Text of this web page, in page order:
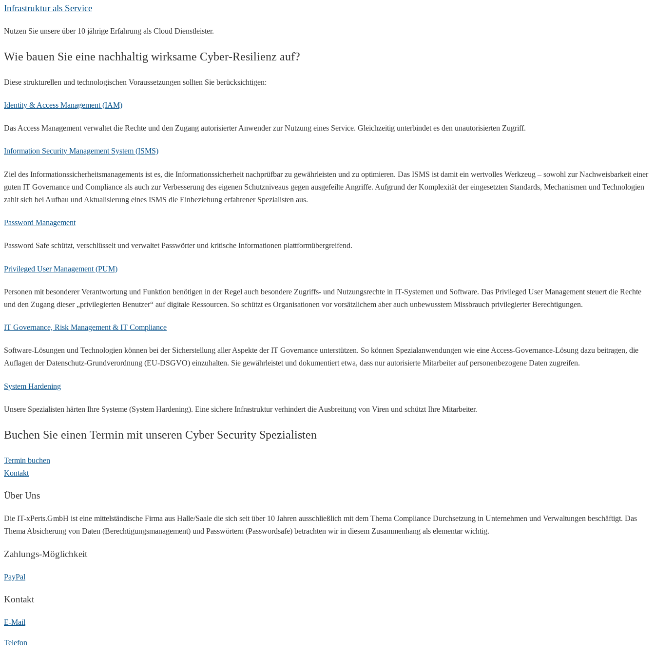
Infrastruktur als Service
Nutzen Sie unsere über 10 jährige Erfahrung als Cloud Dienstleister.
Wie bauen Sie eine nachhaltig wirksame Cyber-Resilienz auf?
Diese strukturellen und technologischen Voraussetzungen sollten Sie berücksichtigen:
Identity & Access Management (IAM)
Das Access Management verwaltet die Rechte und den Zugang autorisierter Anwender zur Nutzung eines Service. Gleichzeitig unterbindet es den unautorisierten Zugriff.
Information Security Management System (ISMS)
Ziel des Informationssicherheitsmanagements ist es, die Informationssicherheit nachprüfbar zu gewährleisten und zu optimieren. Das ISMS ist damit ein wertvolles Werkzeug – sowohl zur Nachweisbarkeit einer
guten IT Governance und Compliance als auch zur Verbesserung des eigenen Schutzniveaus gegen ausgefeilte Angriffe. Aufgrund der Komplexität der eingesetzten Standards, Mechanismen und Technologien
zahlt sich bei Aufbau und Aktualisierung eines ISMS die Einbeziehung erfahrener Spezialisten aus.
Password Management
Password Safe schützt, verschlüsselt und verwaltet Passwörter und kritische Informationen plattformübergreifend.
Privileged User Management (PUM)
Personen mit besonderer Verantwortung und Funktion benötigen in der Regel auch besondere Zugriffs- und Nutzungsrechte in IT-Systemen und Software. Das Privileged User Management steuert die Rechte
und den Zugang dieser „privilegierten Benutzer“ auf digitale Ressourcen. So schützt es Organisationen vor vorsätzlichem aber auch unbewusstem Missbrauch privilegierter Berechtigungen.
IT Governance, Risk Management & IT Compliance
Software-Lösungen und Technologien können bei der Sicherstellung aller Aspekte der IT Governance unterstützen. So können Spezialanwendungen wie eine Access-Governance-Lösung dazu beitragen, die
Auflagen der Datenschutz-Grundverordnung (EU-DSGVO) einzuhalten. Sie gewährleistet und dokumentiert etwa, dass nur autorisierte Mitarbeiter auf personenbezogene Daten zugreifen.
System Hardening
Unsere Spezialisten härten Ihre Systeme (System Hardening). Eine sichere Infrastruktur verhindert die Ausbreitung von Viren und schützt Ihre Mitarbeiter.
Buchen Sie einen Termin mit unseren Cyber Security Spezialisten
Termin buchen
Kontakt
Über Uns
Die IT-xPerts.GmbH ist eine mittelständische Firma aus Halle/Saale die sich seit über 10 Jahren ausschließlich mit dem Thema Compliance Durchsetzung in Unternehmen und Verwaltungen beschäftigt. Das
Thema Absicherung von Daten (Berechtigungsmanagement) und Passwörtern (Passwordsafe) betrachten wir in diesem Zusammenhang als elementar wichtig.
Zahlungs-Möglichkeit
PayPal
Kontakt
E-Mail
Telefon